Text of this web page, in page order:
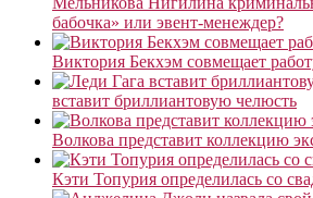
бабочка» или эвент-менеждер?
Виктория Бекхэм совмещает
вставит бриллиантовую челюсть
Волкова представит коллекцию
Кэти Топурия определилась со